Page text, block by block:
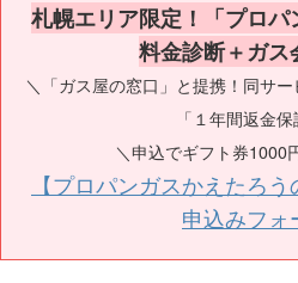
札幌エリア限定！「プロ
料金診断＋ガス
＼「ガス屋の窓口」と提携！同サー
「１年間返金
＼申込でギフト券1000
【プロパンガスかえたろ
申込みフォ